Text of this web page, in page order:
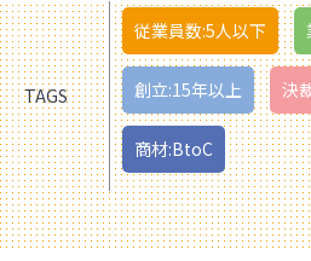
TAGS
従業員数:5人以下
創立:15年以上 決
商材:BtoC